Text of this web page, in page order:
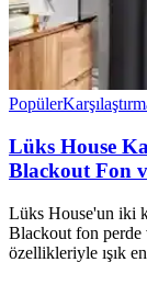
Popüler
Lüks House
Blackout Fon
Lüks House'un iki
Blackout fon perde
özellikleriyle ışık